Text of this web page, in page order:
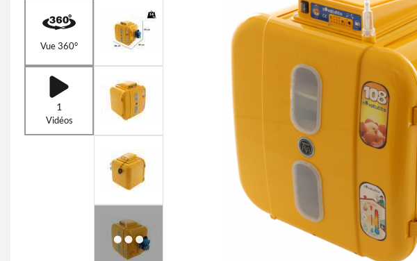
Vue 360°
1
Vidéos